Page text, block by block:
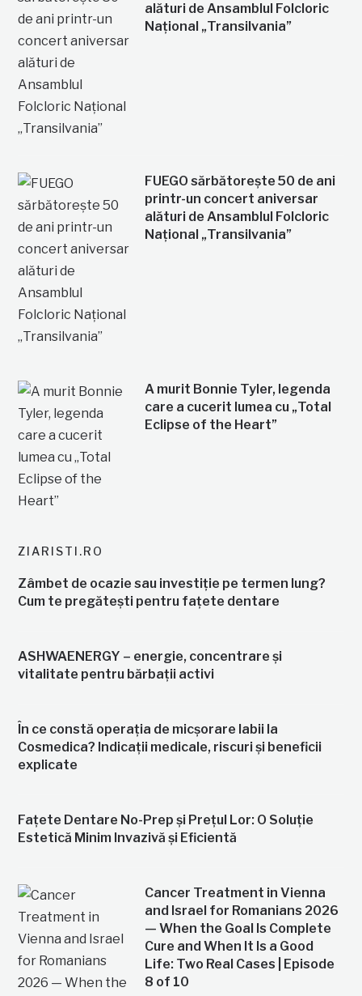
alături de Ansamblul Folcloric
Național „Transilvania”
FUEGO sărbătorește 50 de ani
printr-un concert aniversar
alături de Ansamblul Folcloric
Național „Transilvania”
A murit Bonnie Tyler, legenda
care a cucerit lumea cu „Total
Eclipse of the Heart”
ZIARISTI.RO
Zâmbet de ocazie sau investiție pe termen lung?
Cum te pregătești pentru fațete dentare
ASHWAENERGY – energie, concentrare și
vitalitate pentru bărbații activi
În ce constă operația de micșorare labii la
Cosmedica? Indicații medicale, riscuri și beneficii
explicate
Fațete Dentare No-Prep și Prețul Lor: O Soluție
Estetică Minim Invazivă și Eficientă
Cancer Treatment in Vienna
and Israel for Romanians 2026
— When the Goal Is Complete
Cure and When It Is a Good
Life: Two Real Cases | Episode
8 of 10